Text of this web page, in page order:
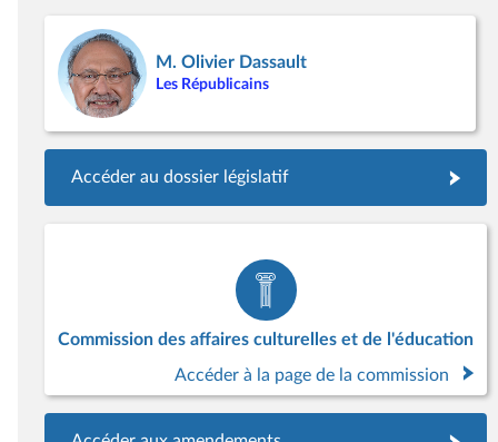
M. Olivier Dassault
Les Républicains
Accéder au dossier législatif
Commission des affaires culturelles et de l'éducation
Accéder à la page de la commission